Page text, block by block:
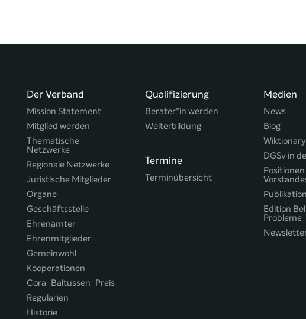
Der Verband
Mission Statement
Mitglied werden
Thematische
Netzwerke
Regionale Netzwerke
Juristische Mitglieder
Organe
Geschäftsstelle
Ehrenämter
Ehrenmitglieder
Gemeinwohl
Kooperationen
Cora-Baltussen-Preis
Regularien
Historie
Qualifizierung
Berater*in werden
Weiterbildung
Termine
Terminübersicht
Medien
News
Blog
Wiktionary
DGSv in
Edition
Probleme